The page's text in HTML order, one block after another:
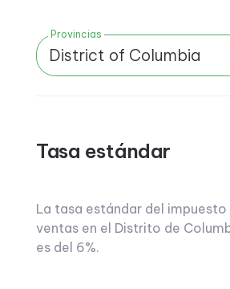
Provincias
District of Columbia
Tasa estándar
La tasa estándar del impuesto
ventas en el Distrito de
es del 6%.